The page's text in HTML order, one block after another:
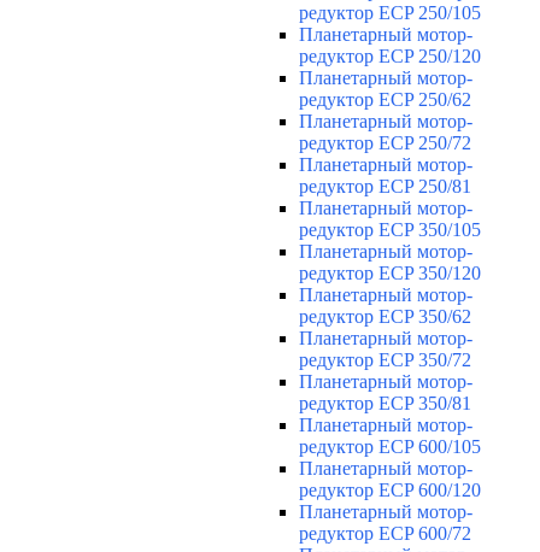
редуктор ECP 250/105
Планетарный мотор-
редуктор ECP 250/120
Планетарный мотор-
редуктор ECP 250/62
Планетарный мотор-
редуктор ECP 250/72
Планетарный мотор-
редуктор ECP 250/81
Планетарный мотор-
редуктор ECP 350/105
Планетарный мотор-
редуктор ECP 350/120
Планетарный мотор-
редуктор ECP 350/62
Планетарный мотор-
редуктор ECP 350/72
Планетарный мотор-
редуктор ECP 350/81
Планетарный мотор-
редуктор ECP 600/105
Планетарный мотор-
редуктор ECP 600/120
Планетарный мотор-
редуктор ECP 600/72